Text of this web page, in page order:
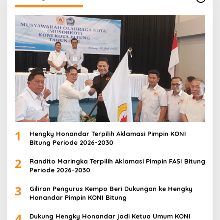
1
Hengky Honandar Terpilih Aklamasi Pimpin KONI
Bitung Periode 2026-2030
2
Randito Maringka Terpilih Aklamasi Pimpin FASI Bitung
Periode 2026-2030
3
Giliran Pengurus Kempo Beri Dukungan ke Hengky
Honandar Pimpin KONI Bitung
Dukung Hengky Honandar jadi Ketua Umum KONI